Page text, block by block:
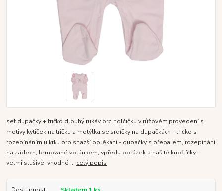
set dupačky + tričko dlouhý rukáv pro holčičku v růžovém provedení s
motivy kytiček na tričku a motýlka se srdíčky na dupačkách - tričko s
rozepínáním u krku pro snazší oblékání - dupačky s přebalem, rozepínání
na zádech, lemované volánkem, vpředu obrázek a našité knoflíčky -
velmi slušivé, vhodné ... celý popis
Dostupnost
Skladem 1 ks